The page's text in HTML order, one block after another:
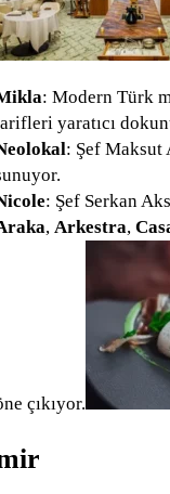
: Modern Türk
yaratıcı
: Şef
: Şef Serkan
, Arkestra,
çıkıyor.